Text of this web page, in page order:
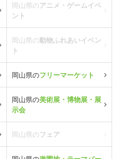
岡山県のアニメ・ゲームイベ
ント
岡山県の動物ふれあいイベン
ト
岡山県のフリーマーケット
岡山県の美術展・博物展・展
示会
岡山県のフェア